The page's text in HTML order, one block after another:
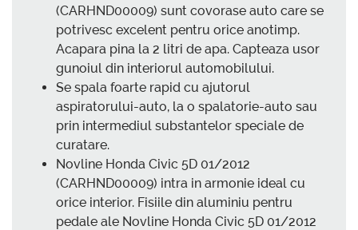
(CARHND00009) sunt covorase auto care se
potrivesc excelent pentru orice anotimp.
Acapara pina la 2 litri de apa. Capteaza usor
gunoiul din interiorul automobilului.
Se spala foarte rapid cu ajutorul
aspiratorului-auto, la o spalatorie-auto sau
prin intermediul substantelor speciale de
curatare.
Novline Honda Civic 5D 01/2012
(CARHND00009) intra in armonie ideal cu
orice interior. Fisiile din aluminiu pentru
pedale ale Novline Honda Civic 5D 01/2012